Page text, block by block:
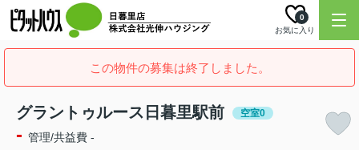
お気に入り
0
この物件の募集は終了しました。
グラントゥルース日暮里駅前 空室0
- 管理/共益費 -